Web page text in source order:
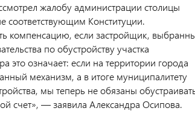
жалобу администрации столицы
соответствующим Конституции.
компенсацию, если застройщик,
по обустройству участка
это означает: если на территории города
механизм, а в итоге муниципалитету
мы теперь не обязаны
счет», — заявила Александра Осипова.